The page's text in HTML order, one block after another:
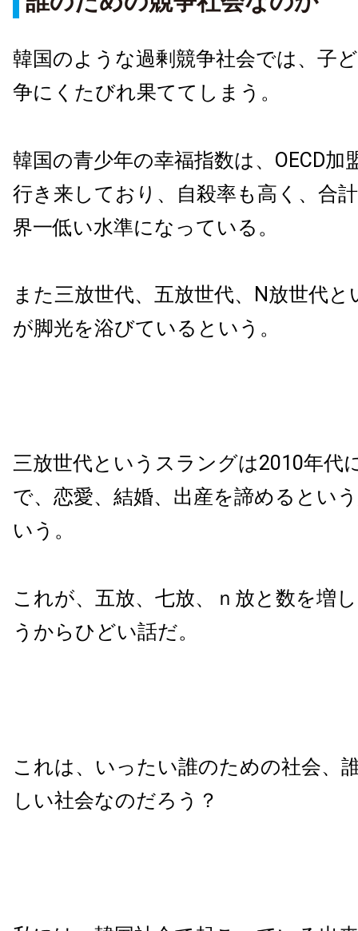
韓国のような過剰競争社会では、子
争にくたびれ果ててしまう。
韓国の青少年の幸福指数は、OECD加
行き来しており、自殺率も高く、合
界一低い水準になっている。
また三放世代、五放世代、N放世代
が脚光を浴びているという。
三放世代というスラングは2010年代
で、恋愛、結婚、出産を諦めるとい
いう。
これが、五放、七放、ｎ放と数を増
うからひどい話だ。
これは、いったい誰のための社会、
しい社会なのだろう？